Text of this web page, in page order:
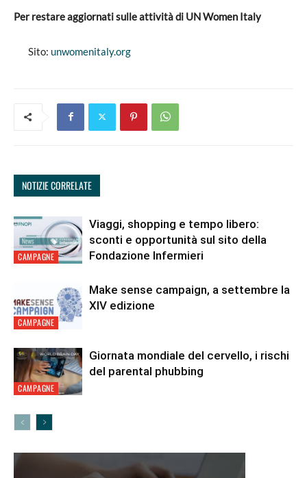
Per restare aggiornati sulle attività di UN Women Italy
Sito: unwomenitaly.org
NOTIZIE CORRELATE
CAMPAGNE
Viaggi, shopping e tempo libero:
sconti e opportunità sul sito della
Fondazione Infermieri
CAMPAGNE
Make sense campaign, a settembre la
XIV edizione
CAMPAGNE
Giornata mondiale del cervello, i rischi
del parental phubbing